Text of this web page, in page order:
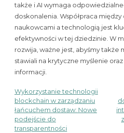
także i AI wymaga
doskonalenia. Współpraca między
naukowcami a technologią jest
efektywności w tej dziedzinie. W
rozwija, ważne jest, abyśmy także
stawiali na krytyczne myślenie
informacji.
Nawigacja
wpisu
Wykorzystanie technologii
blockchain w zarządzaniu
łańcuchem dostaw: Nowe
podejście do
transparentności